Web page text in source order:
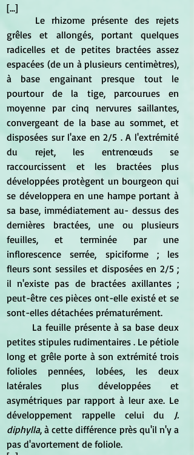
[...]
grêles et allongés, portant quelques
radicelles et de petites bractées assez
espacées (de un à plusieurs centimètres),
à base engainant presque tout le
pourtour de la tige, parcourues en
moyenne par cinq nervures saillantes,
convergeant de la base au sommet, et
disposées sur l'axe en 2/5 . A l'extrémité
du rejet, les entrenœuds se
raccourcissent et les bractées plus
développées protègent un bourgeon qui
se développera en une hampe portant à
sa base, immédiatement au- dessus des
dernières bractées, une ou plusieurs
feuilles, et terminée par une
inflorescence serrée, spiciforme ; les
fleurs sont sessiles et disposées en 2/5 ;
il n'existe pas de bractées axillantes ;
peut-être ces pièces ont-elle existé et se
sont-elles détachées prématurément.
petites stipules rudimentaires . Le pétiole
long et grêle porte à son extrémité trois
folioles pennées, lobées, les deux
latérales plus développées et
asymétriques par rapport à leur axe. Le
développement rappelle celui du J.
diphylla, à cette différence près qu'il n'y a
pas d'avortement de foliole.